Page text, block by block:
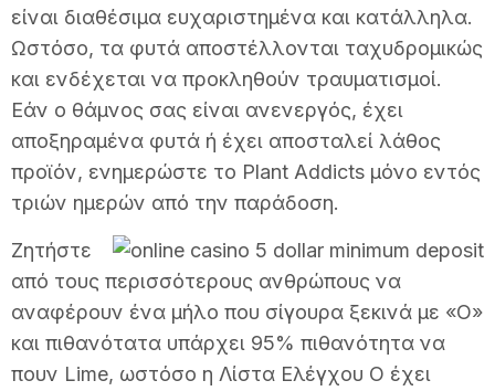
είναι διαθέσιμα ευχαριστημένα και κατάλληλα.
Ωστόσο, τα φυτά αποστέλλονται ταχυδρομικώς
και ενδέχεται να προκληθούν τραυματισμοί.
Εάν ο θάμνος σας είναι ανενεργός, έχει
αποξηραμένα φυτά ή έχει αποσταλεί λάθος
προϊόν, ενημερώστε το Plant Addicts μόνο εντός
τριών ημερών από την παράδοση.
Ζητήστε
από τους περισσότερους ανθρώπους να
αναφέρουν ένα μήλο που σίγουρα ξεκινά με «O»
και πιθανότατα υπάρχει 95% πιθανότητα να
πουν Lime, ωστόσο η Λίστα Ελέγχου O έχει